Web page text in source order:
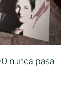
nunca pasa